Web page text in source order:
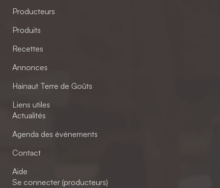
Producteurs
Produits
Recettes
Annonces
Hainaut Terre de Goûts
Liens utiles
Actualités
Agenda des événements
Contact
Aide
Se connecter (producteurs)